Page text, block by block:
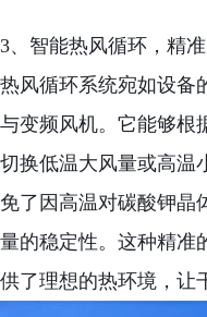
3、智能热风循环，精
热风循环系统宛如设备
与变频风机。它能够根
切换低温大风量或高温
免了因高温对碳酸钾晶
量的稳定性。这种精准
供了理想的热环境，让